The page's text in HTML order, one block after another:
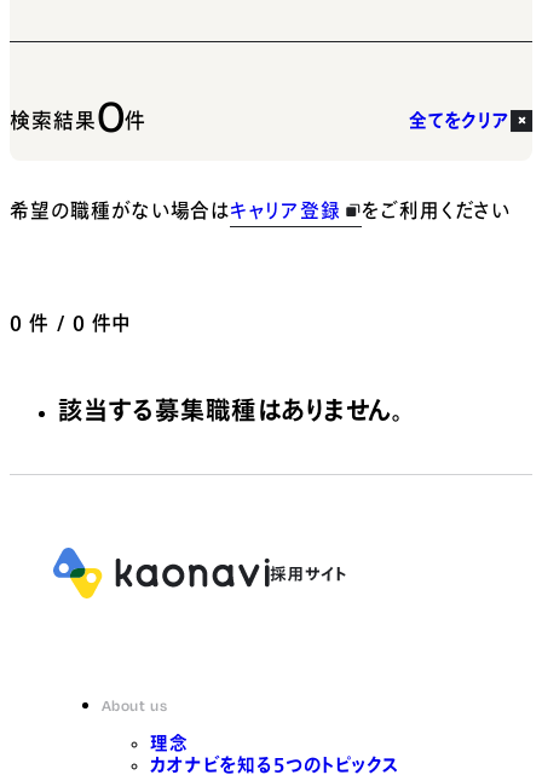
検索結果0件 全てをクリア
希望の職種がない場合はキャリア登録 をご利用ください
0 件 / 0 件中
該当する募集職種はありません。
About us
理念
カオナビを知る5つのトピックス